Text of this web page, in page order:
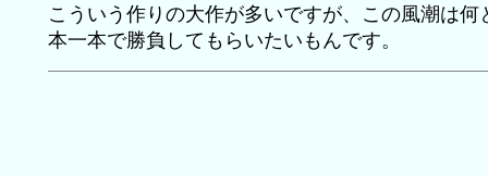
こういう作りの大作が多いですが、この風潮は
本一本で勝負してもらいたいもんです。